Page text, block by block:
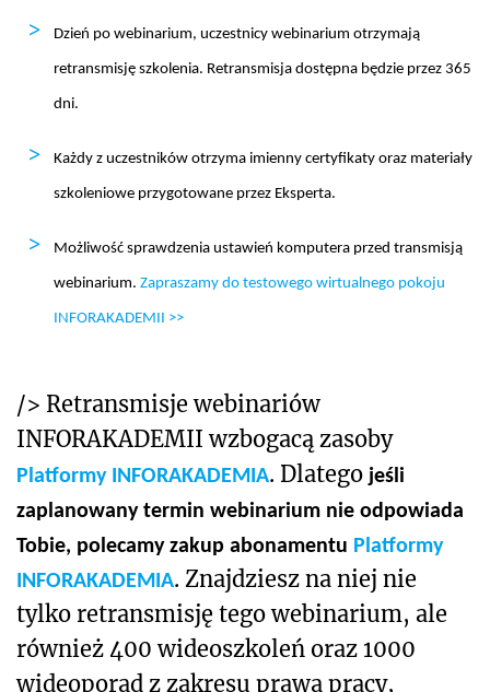
Dzień po webinarium, uczestnicy webinarium otrzymają
retransmisję szkolenia. Retransmisja dostępna będzie przez 365
dni.
Każdy z uczestników otrzyma imienny certyfikaty oraz materiały
szkoleniowe przygotowane przez Eksperta.
Możliwość sprawdzenia ustawień komputera przed transmisją
webinarium. Zapraszamy do testowego wirtualnego pokoju
INFORAKADEMII >>
/> Retransmisje webinariów
INFORAKADEMII wzbogacą zasoby
Platformy INFORAKADEMIA. Dlatego jeśli
zaplanowany termin webinarium nie odpowiada
Tobie, polecamy zakup abonamentu Platformy
INFORAKADEMIA. Znajdziesz na niej nie
tylko retransmisję tego webinarium, ale
również 400 wideoszkoleń oraz 1000
wideoporad z zakresu prawa pracy,